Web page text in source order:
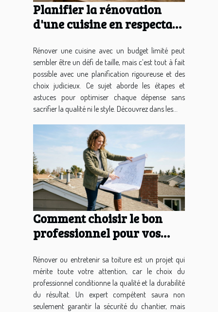
Planifier la rénovation
d'une cuisine en respectant
Rénover une cuisine avec un budget limité peut
sembler être un défi de taille, mais c’est tout à fait
possible avec une planification rigoureuse et des
choix judicieux. Ce sujet aborde les étapes et
astuces pour optimiser chaque dépense sans
sacrifier la qualité ni le style. Découvrez dans les...
Comment choisir le bon
professionnel pour vos
Rénover ou entretenir sa toiture est un projet qui
mérite toute votre attention, car le choix du
professionnel conditionne la qualité et la durabilité
du résultat. Un expert compétent saura non
seulement garantir la sécurité du chantier, mais